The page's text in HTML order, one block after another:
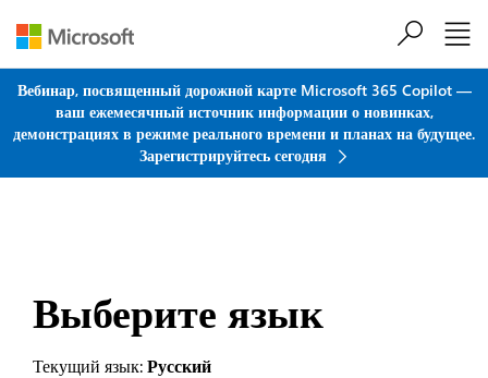
Перейти к основному содержанию
Вебинар, посвященный дорожной карте Microsoft 365 Copilot —
ваш ежемесячный источник информации о новинках,
демонстрациях в режиме реального времени и планах на будущее.
Зарегистрируйтесь сегодня
Выберите язык
Текущий язык:Русский